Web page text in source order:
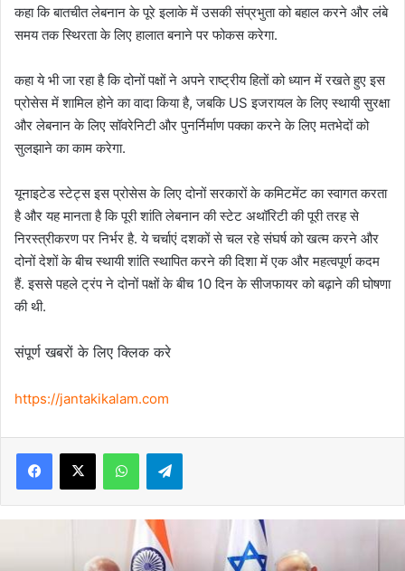
कहा कि बातचीत लेबनान के पूरे इलाके में उसकी संप्रभुता को बहाल करने और लंबे
समय तक स्थिरता के लिए हालात बनाने पर फोकस करेगा.
कहा ये भी जा रहा है कि दोनों पक्षों ने अपने राष्ट्रीय हितों को ध्यान में रखते हुए इस
प्रोसेस में शामिल होने का वादा किया है, जबकि US इजरायल के लिए स्थायी सुरक्षा
और लेबनान के लिए सॉवरेनिटी और पुनर्निर्माण पक्का करने के लिए मतभेदों को
सुलझाने का काम करेगा.
यूनाइटेड स्टेट्स इस प्रोसेस के लिए दोनों सरकारों के कमिटमेंट का स्वागत करता
है और यह मानता है कि पूरी शांति लेबनान की स्टेट अथॉरिटी की पूरी तरह से
निरस्त्रीकरण पर निर्भर है. ये चर्चाएं दशकों से चल रहे संघर्ष को खत्म करने और
दोनों देशों के बीच स्थायी शांति स्थापित करने की दिशा में एक और महत्वपूर्ण कदम
हैं. इससे पहले ट्रंप ने दोनों पक्षों के बीच 10 दिन के सीजफायर को बढ़ाने की घोषणा
की थी.
संपूर्ण खबरों के लिए क्लिक करे
https://jantakikalam.com
Facebook
X WhatsAppTelegram